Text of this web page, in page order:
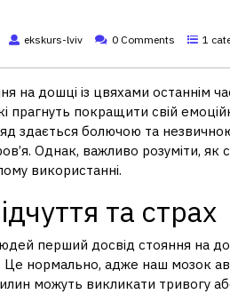
ekskurs-lviv 0 Comments 1
на дошці із цвяхами останнім
прагнуть покращити свій
здається болючою та
Однак, важливо розуміти,
використанні.
та страх
перший досвід стояння на
нормально, адже наш мозок
можуть викликати тривогу